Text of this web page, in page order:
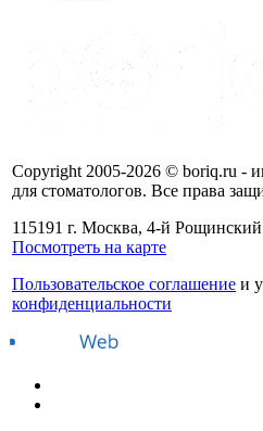
Copyright 2005-2026 © boriq.ru -
для стоматологов. Все права
115191 г. Москва, 4-й
Посмотреть на карте
Пользовательское соглашение и
конфиденциальности